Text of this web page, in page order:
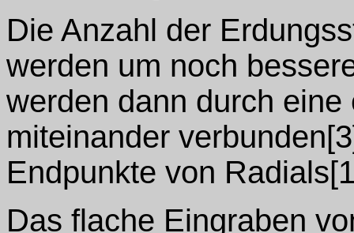
Die Anzahl der
werden um noch
werden dann durch
miteinander
Endpunkte von
Das flache Eingraben